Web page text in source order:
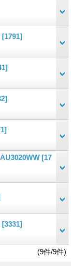
[1791]
[17
[3331]
(9件/9件)